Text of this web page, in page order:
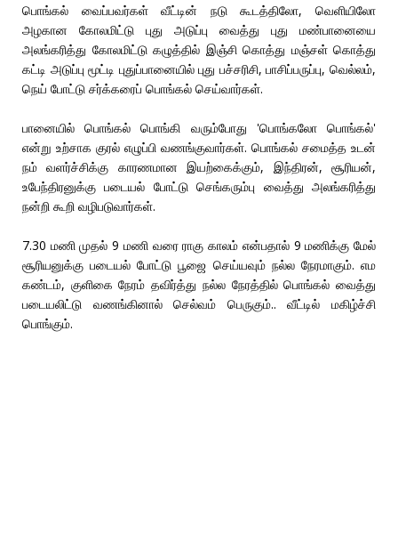
பொங்கல் வைப்பவர்கள் வீட்டின் நடு கூடத்திலோ, வெளியிலோ
அழகான கோலமிட்டு புது அடுப்பு வைத்து புது மண்பானையை
அலங்கரித்து கோலமிட்டு கழுத்தில் இஞ்சி கொத்து மஞ்சள் கொத்து
கட்டி அடுப்பு மூட்டி புதுப்பானையில் புது பச்சரிசி, பாசிப்பருப்பு, வெல்லம்,
நெய் போட்டு சர்க்கரைப் பொங்கல் செய்வார்கள்.
பானையில் பொங்கல் பொங்கி வரும்போது 'பொங்கலோ பொங்கல்'
என்று உற்சாக குரல் எழுப்பி வணங்குவார்கள். பொங்கல் சமைத்த உடன்
நம் வளர்ச்சிக்கு காரணமான இயற்கைக்கும், இந்திரன், சூரியன்,
உபேந்திரனுக்கு படையல் போட்டு செங்கரும்பு வைத்து அலங்கரித்து
நன்றி கூறி வழிபடுவார்கள்.
7.30 மணி முதல் 9 மணி வரை ராகு காலம் என்பதால் 9 மணிக்கு மேல்
சூரியனுக்கு படையல் போட்டு பூஜை செய்யவும் நல்ல நேரமாகும். எம
கண்டம், குளிகை நேரம் தவிர்த்து நல்ல நேரத்தில் பொங்கல் வைத்து
படையலிட்டு வணங்கினால் செல்வம் பெருகும்.. வீட்டில் மகிழ்ச்சி
பொங்கும்.